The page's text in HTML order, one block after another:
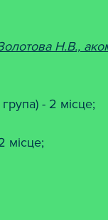
Н.В.,
- 2 місце;
місце;